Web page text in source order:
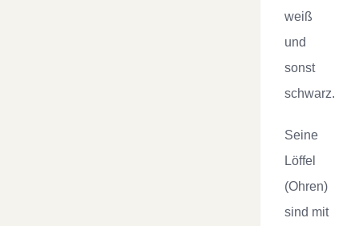
weiß
und
sonst
schwarz.
Seine
Löffel
(Ohren)
sind mit